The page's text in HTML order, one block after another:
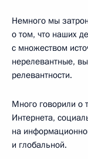
Немного мы
о том, что наших
с множеством
нерелевантные,
релевантности.
Много говорили о
Интернета,
на
и глобальной.